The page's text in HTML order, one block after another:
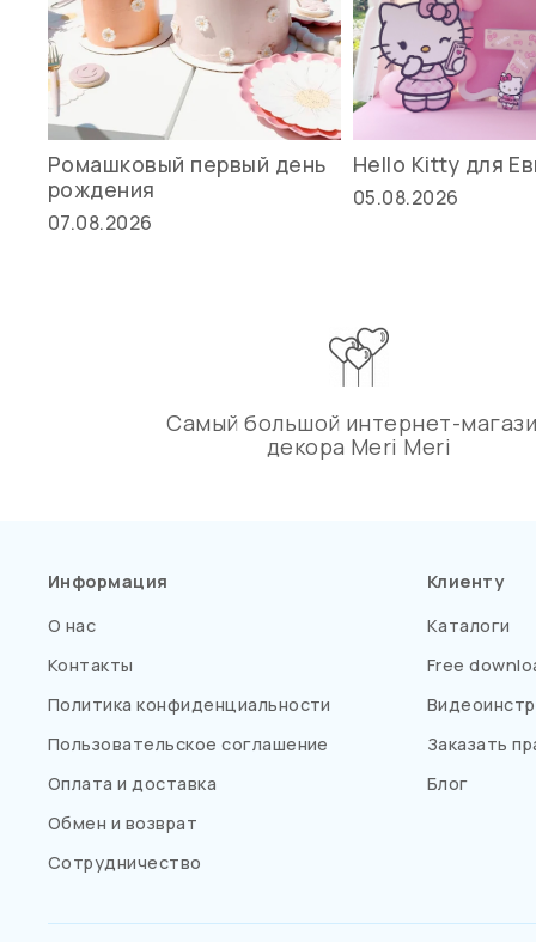
Ромашковый первый день
рождения
07.08.2026
Hello Kitty для
05.08.2026
Самый большой интернет-
декора Meri Meri
Информация
О нас
Контакты
Политика конфиденциальности
Пользовательское соглашение
Оплата и доставка
Обмен и возврат
Сотрудничество
Клиенту
Каталоги
Free
Заказать
Блог